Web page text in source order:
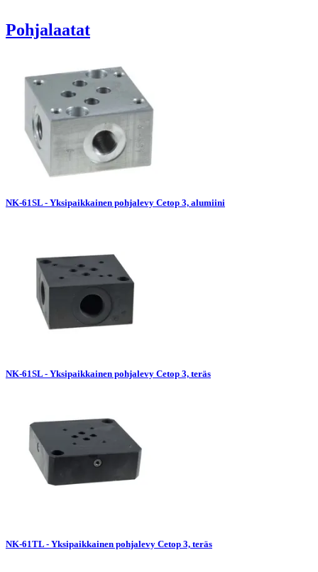
Pohjalaatat
NK-61SL - Yksipaikkainen pohjalevy Cetop 3, alumiini
NK-61SL - Yksipaikkainen pohjalevy Cetop 3, teräs
NK-61TL - Yksipaikkainen pohjalevy Cetop 3, teräs